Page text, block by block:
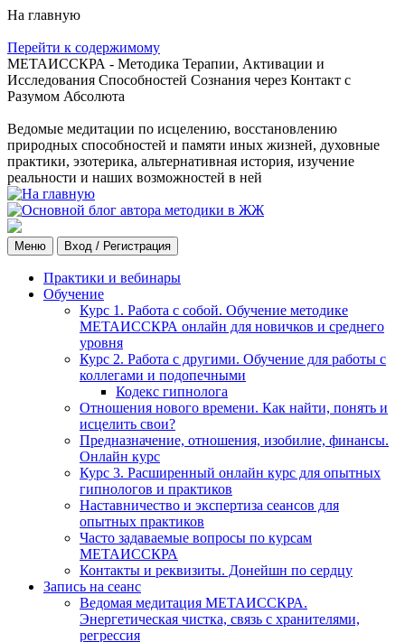
На главную
Перейти к содержимому
МЕТАИССКРА - Методика Терапии, Активации и
Исследования Способностей Сознания через Контакт с
Разумом Абсолюта
Ведомые медитации по исцелению, восстановлению
природных способностей и памяти иных жизней, духовные
практики, эзотерика, альтернативная история, изучение
реальности и наших возможностей в ней
Меню Вход / Регистрация
Практики и вебинары
Обучение
Курс 1. Работа с собой. Обучение методике
МЕТАИССКРА онлайн для новичков и среднего
уровня
Курс 2. Работа с другими. Обучение для работы с
коллегами и подопечными
Кодекс гипнолога
Отношения нового времени. Как найти, понять и
исцелить свои?
Предназначение, отношения, изобилие, финансы.
Онлайн курс
Курс 3. Расширенный онлайн курс для опытных
гипнологов и практиков
Наставничество и экспертиза сеансов для
опытных практиков
Часто задаваемые вопросы по курсам
МЕТАИССКРА
Контакты и реквизиты. Донейшн по сердцу
Запись на сеанс
Ведомая медитация МЕТАИССКРА.
Энергетическая чистка, связь с хранителями,
регрессия